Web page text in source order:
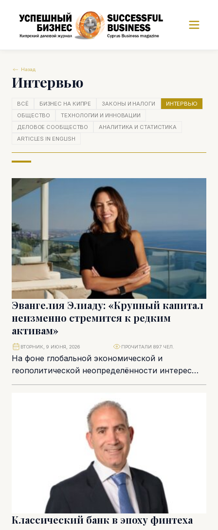
Назад
Интервью
ВСЁ БИЗНЕС НА КИПРЕ ЗАКОНЫ И НАЛОГИ
ИНТЕРВЬЮ
ОБЩЕСТВО
ТЕХНОЛОГИИ И ИННОВАЦИИ
ДЕЛОВОЕ СООБЩЕСТВО
АНАЛИТИКА И СТАТИСТИКА
ARTICLES IN ENGLISH
Эвангелия Элиаду: «Крупный капитал
неизменно стремится к редким
активам»
На фоне глобальной экономической и
геополитической неопределённости интерес
состоятельных инвесторов всё чаще смещается
редким материальным...
ВТОРНИК, 9 ИЮНЯ, 2026 ПРОЧИТАЛИ 897 ЧЕЛ.
Классический банк в эпоху финтеха